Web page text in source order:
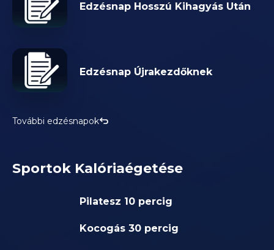
Edzésnap Hosszú Kihagyás Után
Edzésnap Újrakezdőknek
További edzésnapok
Sportok Kalóriaégetése
Pilatesz 10 percig
Kocogás 30 percig